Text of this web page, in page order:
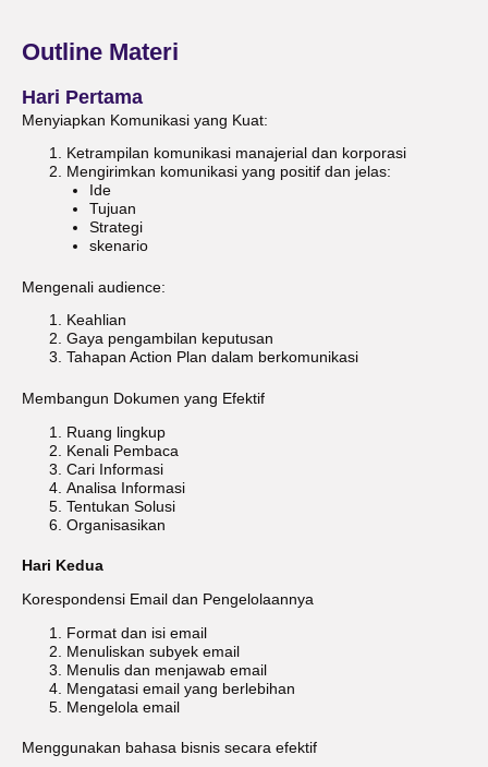
Outline Materi
Hari Pertama
Menyiapkan Komunikasi yang Kuat:
Ketrampilan komunikasi manajerial dan korporasi
Mengirimkan komunikasi yang positif dan jelas:
Ide
Tujuan
Strategi
skenario
Mengenali audience:
Keahlian
Gaya pengambilan keputusan
Tahapan Action Plan dalam berkomunikasi
Membangun Dokumen yang Efektif
Ruang lingkup
Kenali Pembaca
Cari Informasi
Analisa Informasi
Tentukan Solusi
Organisasikan
Hari Kedua
Korespondensi Email dan Pengelolaannya
Format dan isi email
Menuliskan subyek email
Menulis dan menjawab email
Mengatasi email yang berlebihan
Mengelola email
Menggunakan bahasa bisnis secara efektif